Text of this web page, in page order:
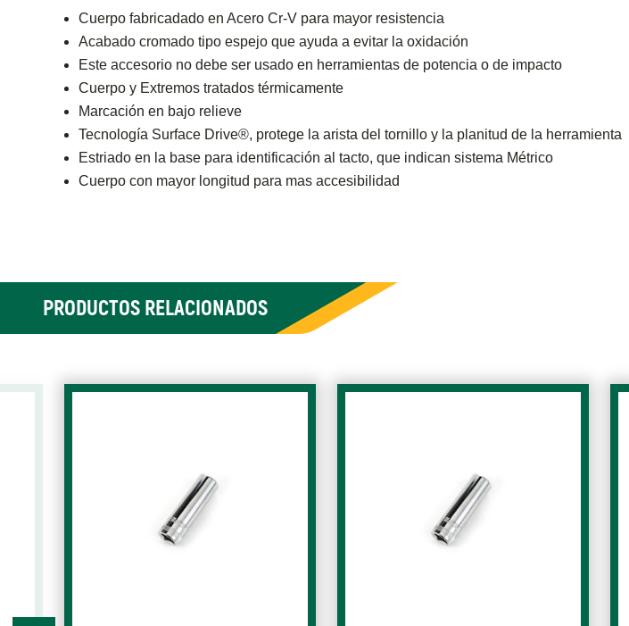
Cuerpo fabricadado en Acero Cr-V para mayor resistencia
Acabado cromado tipo espejo que ayuda a evitar la oxidación
Este accesorio no debe ser usado en herramientas de potencia o de impacto
Cuerpo y Extremos tratados térmicamente
Marcación en bajo relieve
Tecnología Surface Drive®, protege la arista del tornillo y la planitud de la herramienta
Estriado en la base para identificación al tacto, que indican sistema Métrico
Cuerpo con mayor longitud para mas accesibilidad
PRODUCTOS RELACIONADOS